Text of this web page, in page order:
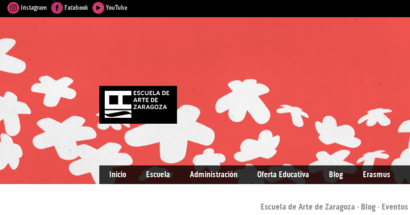
Instagram Facebook YouTube
Inicio Escuela Administración Oferta Educativa Blog Erasmus
Escuela de Arte de Zaragoza · Blog · Eventos